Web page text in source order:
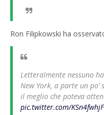
Ron Filipkowski ha
Letteralmente nessuno
New York, a parte un po’
il meglio che poteva
pic.twitter.com/